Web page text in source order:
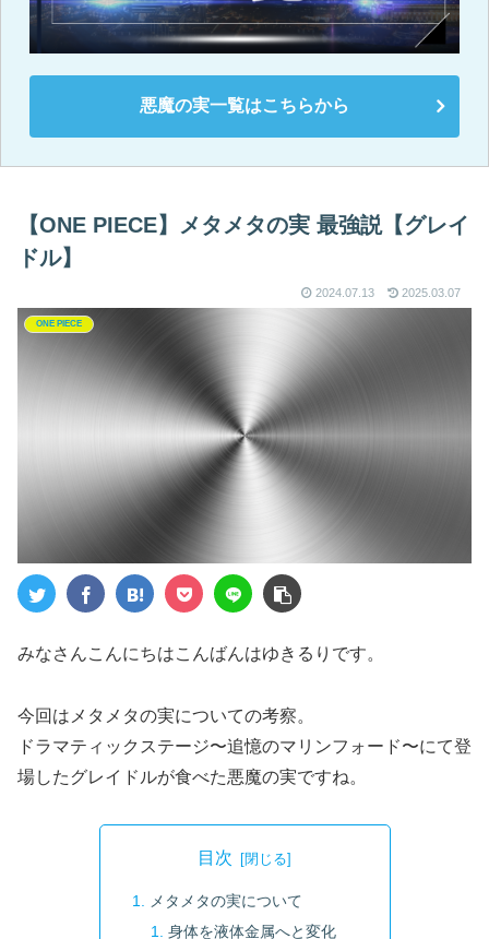
悪魔の実一覧はこちらから
【ONE PIECE】メタメタの実 最強説【グレイ
ドル】
2024.07.13 2025.03.07
ONE PIECE
みなさんこんにちはこんばんはゆきるりです。
今回はメタメタの実についての考察。
ドラマティックステージ〜追憶のマリンフォード〜にて登
場したグレイドルが食べた悪魔の実ですね。
目次
メタメタの実について
身体を液体金属へと変化